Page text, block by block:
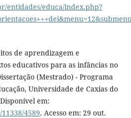
entidades/educa/index.php?
de aprendizagem e
educativos para as infâncias no
(Mestrado) - Programa
Universidade de Caxias do
em:
4589. Acesso em: 29 out.